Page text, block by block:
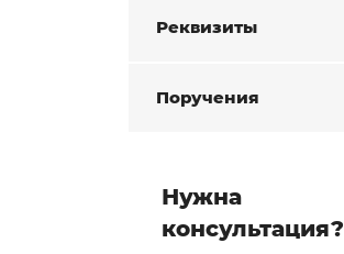
Реквизиты
Поручения
Нужна
консультация?